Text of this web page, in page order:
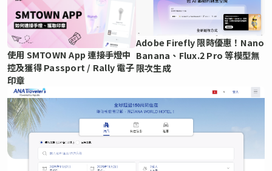
使用 SMTOWN App 連接手燈中
控及獲得 Passport / Rally 電子
印章
Adobe Firefly 限時優惠！Nano
Banana、Flux.2 Pro 等模型無
限次生成